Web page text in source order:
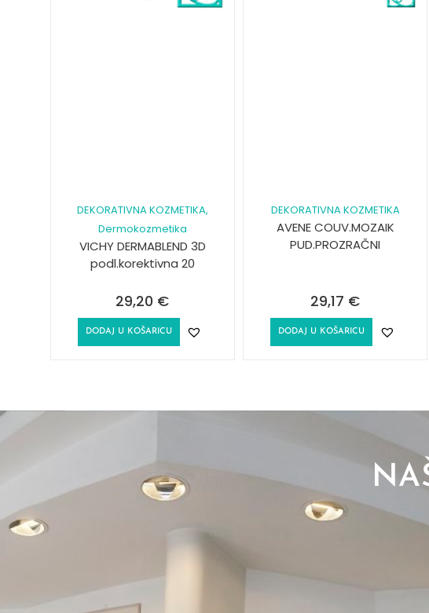
DEKORATIVNA KOZMETIKA,
Dermokozmetika
VICHY DERMABLEND 3D
podl.korektivna 20
29,20 €
DODAJ U KOŠARICU
DEKORATIVNA KOZMETIKA
AVENE COUV.MOZAIK
PUD.PROZRAČNI
29,17 €
DODAJ U KOŠARICU